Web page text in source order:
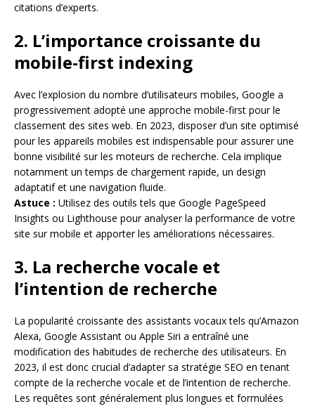
citations d’experts.
2. L’importance croissante du
mobile-first indexing
Avec l’explosion du nombre d’utilisateurs mobiles, Google a
progressivement adopté une approche mobile-first pour le
classement des sites web. En 2023, disposer d’un site optimisé
pour les appareils mobiles est indispensable pour assurer une
bonne visibilité sur les moteurs de recherche. Cela implique
notamment un temps de chargement rapide, un design
adaptatif et une navigation fluide.
Astuce : Utilisez des outils tels que Google PageSpeed
Insights ou Lighthouse pour analyser la performance de votre
site sur mobile et apporter les améliorations nécessaires.
3. La recherche vocale et
l’intention de recherche
La popularité croissante des assistants vocaux tels qu’Amazon
Alexa, Google Assistant ou Apple Siri a entraîné une
modification des habitudes de recherche des utilisateurs. En
2023, il est donc crucial d’adapter sa stratégie SEO en tenant
compte de la recherche vocale et de l’intention de recherche.
Les requêtes sont généralement plus longues et formulées